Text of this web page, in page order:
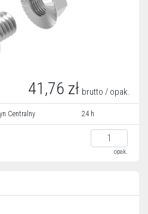
41,76 zł brutto / opak.
Centralny 24 h
opak.